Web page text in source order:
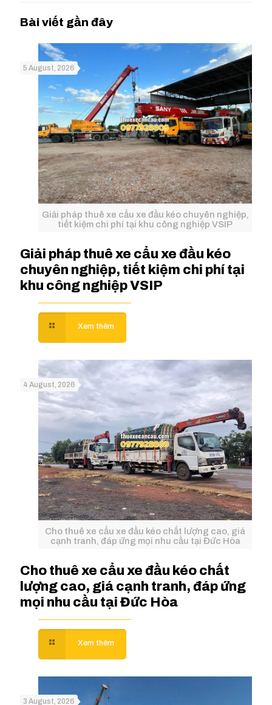
Giải pháp thuê xe cẩu xe đầu kéo chuyên nghiệp,
tiết kiệm chi phí tại khu công nghiệp VSIP
5 August, 2026
Giải pháp thuê xe cẩu xe đầu kéo
chuyên nghiệp, tiết kiệm chi phí tại
khu công nghiệp VSIP
Cho thuê xe cẩu xe đầu kéo chất lượng cao, giá
cạnh tranh, đáp ứng mọi nhu cầu tại Đức Hòa
4 August, 2026
Cho thuê xe cẩu xe đầu kéo chất
lượng cao, giá cạnh tranh, đáp ứng
mọi nhu cầu tại Đức Hòa
3 August, 2026